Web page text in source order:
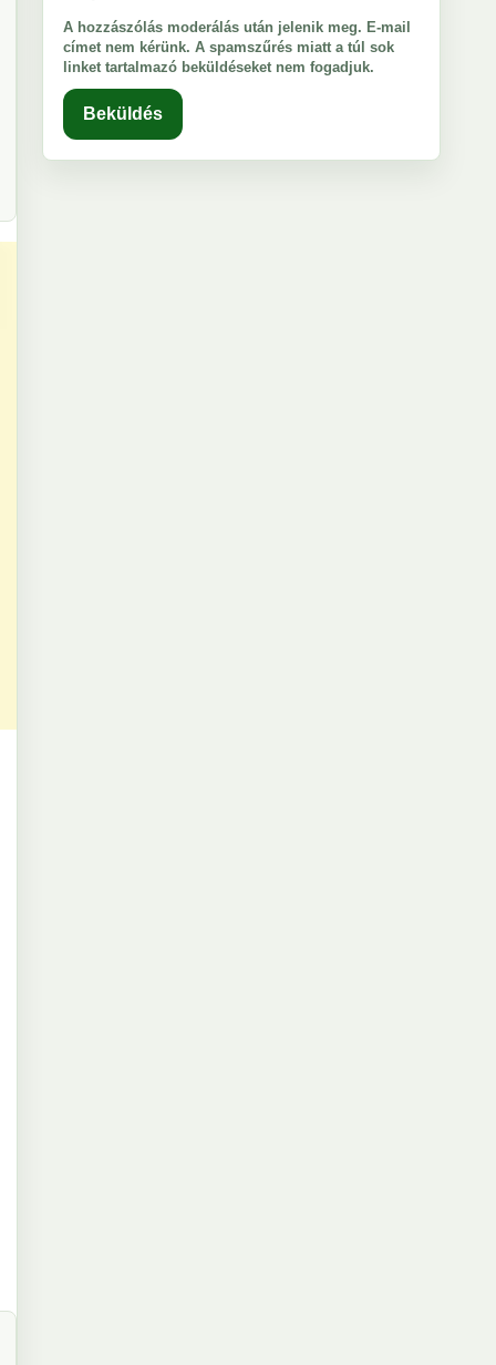
A hozzászólás moderálás után jelenik meg. E-mail
címet nem kérünk. A spamszűrés miatt a túl sok
linket tartalmazó beküldéseket nem fogadjuk.
Beküldés